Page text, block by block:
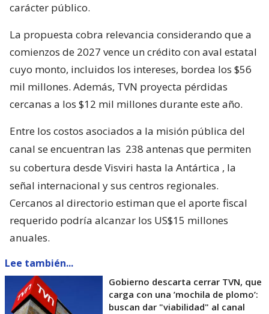
carácter público.
La propuesta cobra relevancia considerando que a
comienzos de 2027 vence un crédito con aval estatal
cuyo monto, incluidos los intereses, bordea los $56
mil millones. Además, TVN proyecta pérdidas
cercanas a los $12 mil millones durante este año.
Entre los costos asociados a la misión pública del
canal se encuentran las 238 antenas que permiten
su cobertura desde Visviri hasta la Antártica , la
señal internacional y sus centros regionales.
Cercanos al directorio estiman que el aporte fiscal
requerido podría alcanzar los US$15 millones
anuales.
Lee también...
Gobierno descarta cerrar TVN, que
carga con una ’mochila de plomo’:
buscan dar "viabilidad" al canal